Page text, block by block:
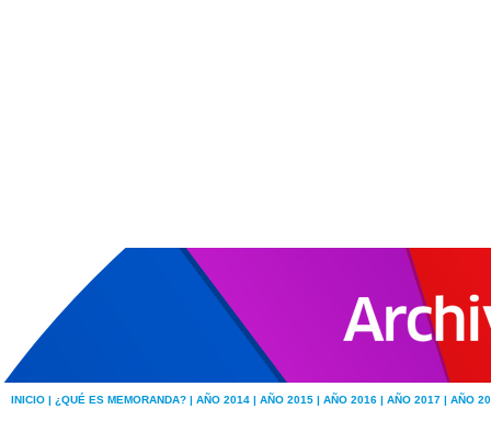
INICIO | ¿QUÉ ES MEMORANDA? | AÑO 2014 | AÑO 2015 | AÑO 2016 | AÑO 2017 | AÑO